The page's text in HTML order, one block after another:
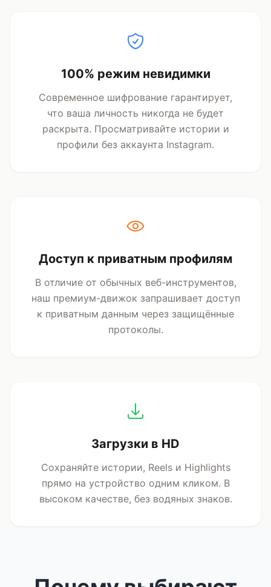
100% режим невидимки
Современное шифрование гарантирует,
что ваша личность никогда не будет
раскрыта. Просматривайте истории и
профили без аккаунта Instagram.
Доступ к приватным профилям
В отличие от обычных веб-инструментов,
наш премиум-движок запрашивает доступ
к приватным данным через защищённые
протоколы.
Загрузки в HD
Сохраняйте истории, Reels и Highlights
прямо на устройство одним кликом. В
высоком качестве, без водяных знаков.